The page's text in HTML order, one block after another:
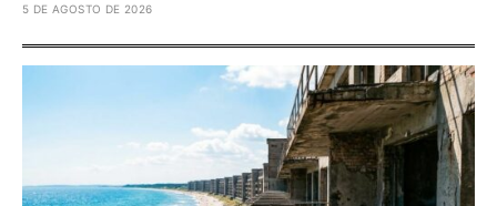
5 DE AGOSTO DE 2026